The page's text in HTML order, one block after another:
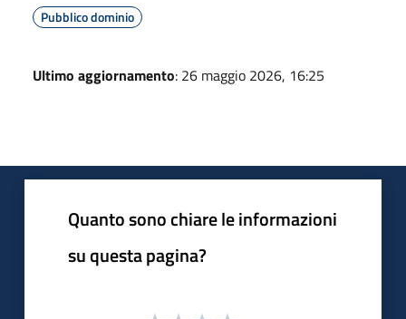
Pubblico dominio
Ultimo aggiornamento: 26 maggio 2026, 16:25
Quanto sono chiare le informazioni
su questa pagina?